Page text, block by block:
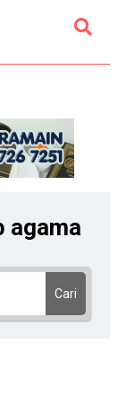
agama
Cari